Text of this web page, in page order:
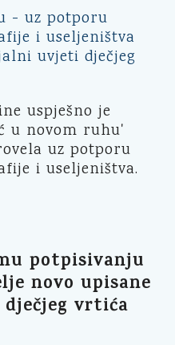
uspješno je
u novom ruhu'
uz potporu
i useljeništva.
potpisivanju
novo upisane
vrtića